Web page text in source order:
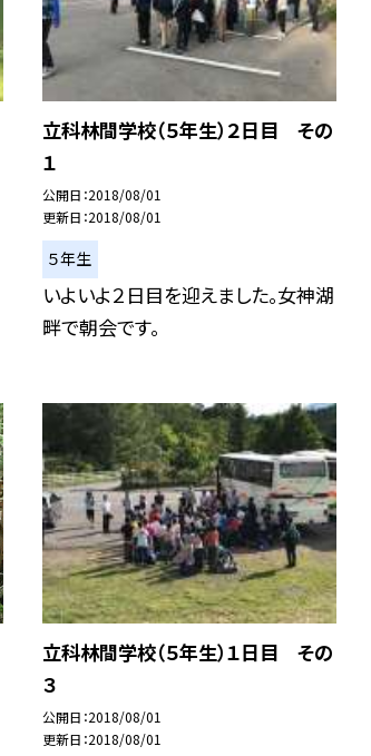
立科林間学校（５年生）２日目 その
１
公開日 2018/08/01
更新日 2018/08/01
５年生
いよいよ２日目を迎えました。女神湖
畔で朝会です。
立科林間学校（５年生）１日目 その
３
公開日 2018/08/01
更新日 2018/08/01